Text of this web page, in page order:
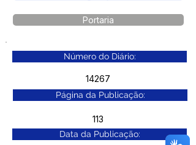
Portaria
Número do Diário:
14267
Página da Publicação:
113
Data da Publicação: